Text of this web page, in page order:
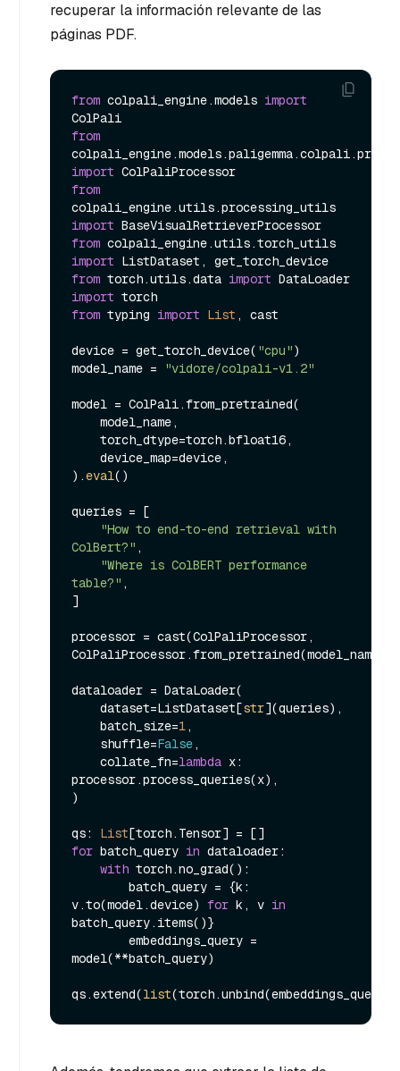
recuperar la información relevante de las
páginas PDF.
from colpali_engine.models import
from
import
from
import
from
import
from torch.utils.data import
import
from typing import List , cast
device = get_torch_device( "cpu")
model_name =
"vidore/colpali-v1.2"
model = ColPali.from_pretrained(
).eval()
queries = [
"How to end-to-end retrieval with
ColBert?" ,
"Where is ColBERT performance
table?" ,
]
processor = cast(ColPaliProcessor,
ColPaliProcessor.from_pretrained(model_name))
dataloader = DataLoader(
    dataset=ListDataset[
str](queries),
    batch_size=
1 ,
    shuffle=
False ,
    collate_fn=
lambda x:
processor.process_queries(x),
)
qs: List
for batch_query in dataloader:
with torch.no_grad():
v.to(model.device) for k, v in
batch_query.items()}
model(**batch_query)
qs.extend(list